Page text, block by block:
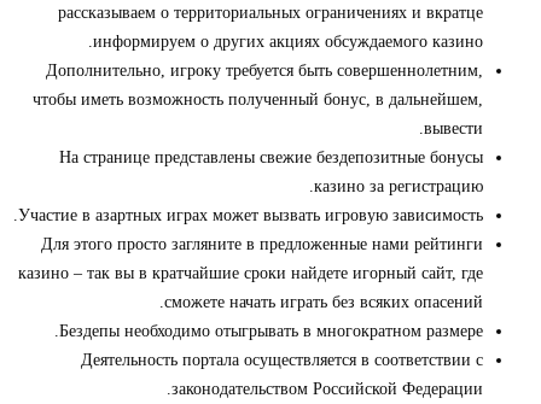
рассказываем о территориальных ограничениях и вкратце
информируем о других акциях обсуждаемого казино.
Дополнительно, игроку требуется быть совершеннолетним,
чтобы иметь возможность полученный бонус, в дальнейшем,
вывести.
На странице представлены свежие бездепозитные бонусы
казино за регистрацию.
Участие в азартных играх может вызвать игровую зависимость.
Для этого просто загляните в предложенные нами рейтинги
казино – так вы в кратчайшие сроки найдете игорный сайт, где
сможете начать играть без всяких опасений.
Бездепы необходимо отыгрывать в многократном размере.
Деятельность портала осуществляется в соответствии с
законодательством Российской Федерации.